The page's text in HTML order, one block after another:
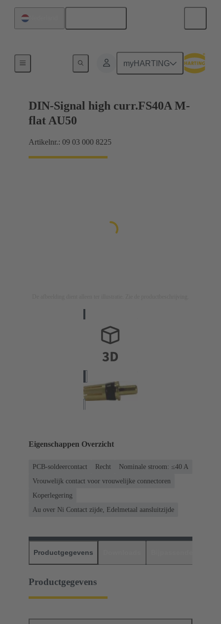
myHARTING
Moederbord naar dochterkaart-aansluiting
DIN-Signal high curr.FS40A M-
flat AU50
Artikelnr.: 09 03 000 8225
Eigenschappen Overzicht
PCB-soldeercontact Recht
Nominale stroom: ≤40 A
Vrouwelijk contact voor vrouwelijke connectoren
Koperlegering
Au over Ni Contact zijde, Edelmetaal aansluitzijde
Productgegevens
Productgegevens